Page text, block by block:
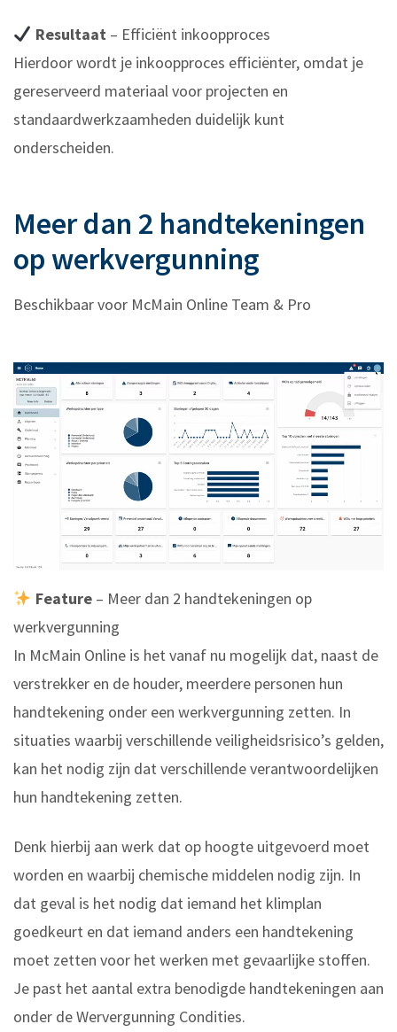
Resultaat– Efficiënt inkoopproces
Hierdoor wordt je inkoopproces efficiënter, omdat je
gereserveerd materiaal voor projecten en
standaardwerkzaamheden duidelijk kunt
onderscheiden.
Meer dan 2 handtekeningen
op werkvergunning
Beschikbaar voor McMain Online Team & Pro
Feature– Meer dan 2 handtekeningen op
werkvergunning
In McMain Online is het vanaf nu mogelijk dat, naast de
verstrekker en de houder, meerdere personen hun
handtekening onder een werkvergunning zetten. In
situaties waarbij verschillende veiligheidsrisico’s gelden,
kan het nodig zijn dat verschillende verantwoordelijken
hun handtekening zetten.
Denk hierbij aan werk dat op hoogte uitgevoerd moet
worden en waarbij chemische middelen nodig zijn. In
dat geval is het nodig dat iemand het klimplan
goedkeurt en dat iemand anders een handtekening
moet zetten voor het werken met gevaarlijke stoffen.
Je past het aantal extra benodigde handtekeningen aan
onder de Wervergunning Condities.